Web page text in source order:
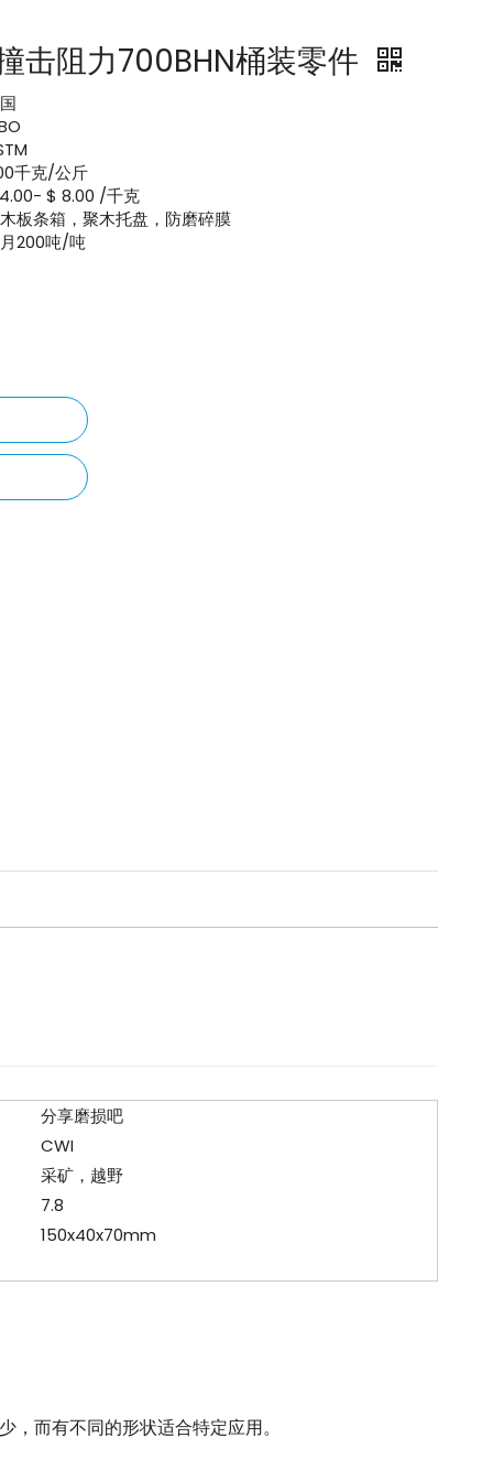
击阻力700BHN桶装零件
千克/公斤
$ 8.00 /千克
板条箱，聚木托盘，防磨碎膜
200吨/吨
分享磨损吧
CWI
采矿，越野
7.8
150x40x70mm
，而有不同的形状适合特定应用。